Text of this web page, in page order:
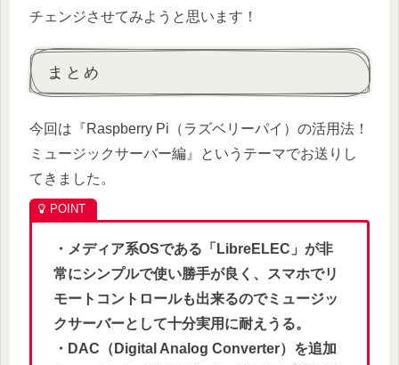
チェンジさせてみようと思います！
まとめ
今回は『Raspberry Pi（ラズベリーパイ）の活用法！
ミュージックサーバー編』というテーマでお送りし
てきました。
・メディア系OSである「LibreELEC」が非
常にシンプルで使い勝手が良く、スマホでリ
モートコントロールも出来るのでミュージッ
クサーバーとして十分実用に耐えうる。
・DAC（Digital Analog Converter）を追加